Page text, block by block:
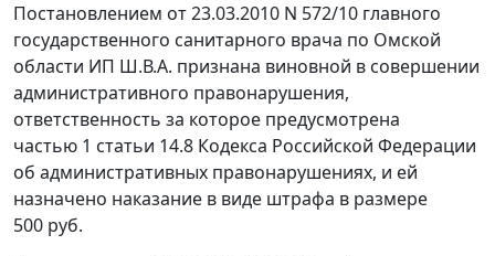
Постановлением от 23.03.2010 N 572/10 главного
государственного санитарного врача по Омской
области ИП Ш.В.А. признана виновной в совершении
административного правонарушения,
ответственность за которое предусмотрена
частью 1 статьи 14.8 Кодекса Российской Федерации
об административных правонарушениях, и ей
назначено наказание в виде штрафа в размере
500 руб.